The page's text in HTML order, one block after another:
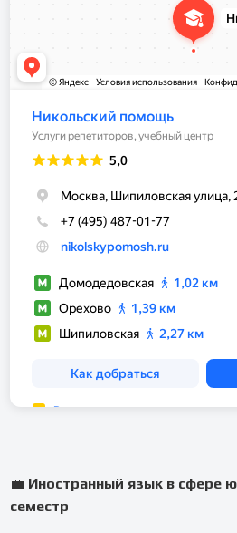
💼 Иностранный язык в сфере
семестр